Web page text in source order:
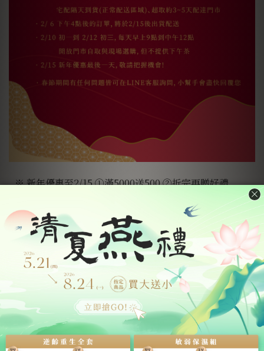
※ 新年優惠至2/15 ①滿5000送500 ②折完再贈好禮
※門市營業時間與下午茶訂位問題
：可於營業時間內電
洽 (03)402-0222
※春節期間有任何問題，皆可在LINE客服詢問， 小幫手
會盡快回覆您
． 2/6 下午4點前：【
官網宅配與超取訂單】最後出貨：